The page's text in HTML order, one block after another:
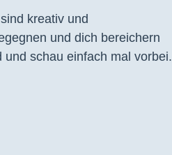
kreativ und
und dich bereichern
schau einfach mal vorbei.